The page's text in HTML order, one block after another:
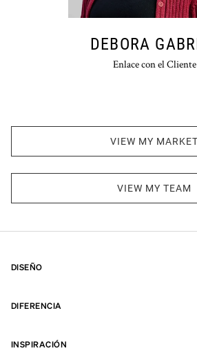
DEBORA
Enlace con el Cliente
VIEW MY MARKET
VIEW MY TEAM
DISEÑO
DIFERENCIA
INSPIRACIÓN